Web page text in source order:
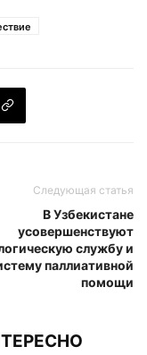
Следующая статья
В Узбекистане
усовершенствуют
службу и
паллиативной
помощи